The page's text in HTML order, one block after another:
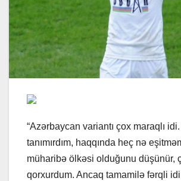
“Azərbaycan variantı çox maraqlı
tanımırdım, haqqında heç nə
müharibə ölkəsi olduğunu düşünür,
qorxurdum. Ancaq tamamilə fərqli